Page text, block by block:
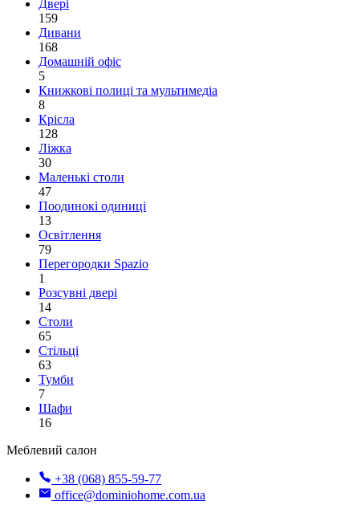
Двері
159
Дивани
168
Домашній офіс
5
Книжкові полиці та мультимедіа
8
Крісла
128
Ліжка
30
Маленькі столи
47
Поодинокі одиниці
13
Освітлення
79
Перегородки Spazio
1
Розсувні двері
14
Столи
65
Стільці
63
Тумби
7
Шафи
16
Меблевий салон
+38 (068) 855-59-77
office@dominiohome.com.ua